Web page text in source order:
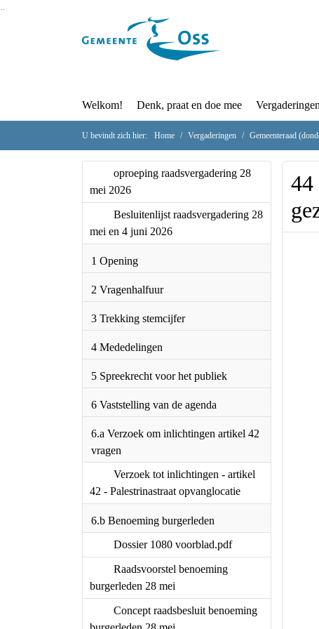
Ga naar de inhoud van deze pagina
Welkom! Denk, praat en doe mee
U bevindt zich hier: Home Vergaderingen
oproeping
raadsvergadering 28 mei
2026
Besluitenlijst
raadsvergadering 28 mei en 4
juni 2026
1 Opening
2 Vragenhalfuur
3 Trekking stemcijfer
4 Mededelingen
5 Spreekrecht voor het
publiek
6 Vaststelling van de agenda
6.a Verzoek om inlichtingen
artikel 42 vragen
Verzoek tot inlichtingen -
artikel 42 - Palestrinastraat
opvanglocatie
6.b Benoeming burgerleden
Dossier 1080